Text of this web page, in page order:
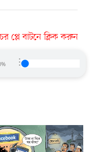
প্লে বাটনে ক্লিক করুন
⋮